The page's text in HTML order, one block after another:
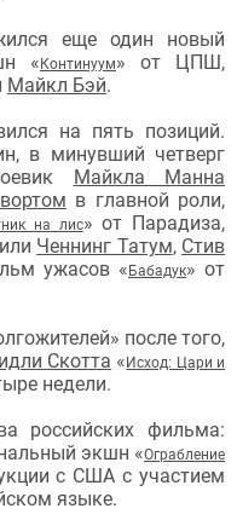
еще один новый
« Континуум» от ЦПШ,
Майкл Бэй.
на пять позиций.
в минувший четверг
Майкла Манна
в главной роли,
на лис» от Парадиза,
Ченнинг Татум, Стив
ужасов « Бабадук» от
после того,
Скотта « Исход: Цари и
недели.
российских фильма:
экшн «Ограбление
с США с участием
языке.